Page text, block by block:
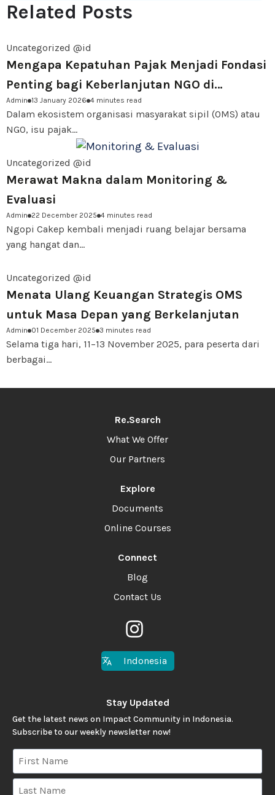
Related Posts
Uncategorized @id
Mengapa Kepatuhan Pajak Menjadi Fondasi
Penting bagi Keberlanjutan NGO di
Indonesia
Admin 13 January 2026 4 minutes read
Dalam ekosistem organisasi masyarakat sipil (OMS) atau
NGO, isu pajak...
Uncategorized @id
Merawat Makna dalam Monitoring &
Evaluasi
Admin 22 December 2025 4 minutes read
Ngopi Cakep kembali menjadi ruang belajar bersama
yang hangat dan...
Uncategorized @id
Menata Ulang Keuangan Strategis OMS
untuk Masa Depan yang Berkelanjutan
Admin 01 December 2025 3 minutes read
Selama tiga hari, 11–13 November 2025, para peserta dari
berbagai...
Re.Search
What We Offer
Our Partners
Explore
Documents
Online Courses
Connect
Blog
Contact Us
Indonesia
Stay Updated
Get the latest news on Impact Community in Indonesia.
Subscribe to our weekly newsletter now!